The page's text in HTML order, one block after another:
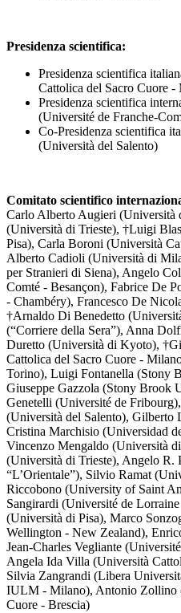
Presidenza scientifica:
Presidenza scientifica
Cattolica del Sacro Cuore -
Presidenza scientifica
(Université de Franche-
Co-Presidenza scientifica
(Università del Salento)
Comitato scientifico
Carlo Alberto Augieri (Università
(Università di Trieste), †Luigi
Pisa), Carla Boroni (Università
Alberto Cadioli (Università di
per Stranieri di Siena), Angelo
Comté - Besançon), Fabrice De
- Chambéry), Francesco De
†Arnaldo Di Benedetto
(“Corriere della Sera”), Anna
Duretto (Università di Kyoto),
Cattolica del Sacro Cuore -
Torino), Luigi Fontanella (Stony
Giuseppe Gazzola (Stony Brook
Genetelli (Université de
(Università del Salento), Gilberto
Cristina Marchisio (Universidad
Vincenzo Mengaldo (Università
(Università di Trieste), Angelo R.
“L’Orientale”), Silvio Ramat
Riccobono (University of Saint
Sangirardi (Université de
(Università di Pisa), Marco
Wellington - New Zealand),
Jean-Charles Vegliante
Angela Ida Villa (Università
Silvia Zangrandi (Libera
IULM - Milano), Antonio Zollino
Cuore - Brescia)